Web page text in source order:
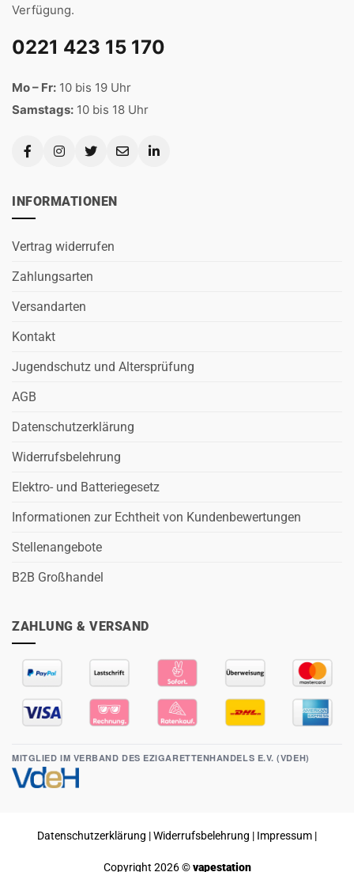
Verfügung.
0221 423 15 170
Mo – Fr: 10 bis 19 Uhr
Samstags: 10 bis 18 Uhr
INFORMATIONEN
Vertrag widerrufen
Zahlungsarten
Versandarten
Kontakt
Jugendschutz und Altersprüfung
AGB
Datenschutzerklärung
Widerrufsbelehrung
Elektro- und Batteriegesetz
Informationen zur Echtheit von Kundenbewertungen
Stellenangebote
B2B Großhandel
ZAHLUNG & VERSAND
MITGLIED IM VERBAND DES EZIGARETTENHANDELS E.V. (VDEH)
Datenschutzerklärung |Widerrufsbelehrung | Impressum |
Copyright 2026 ©vapestation